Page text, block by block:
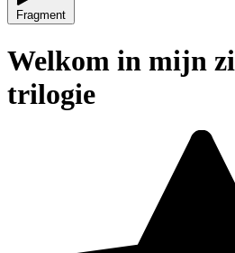
Fragment
Welkom in mijn
trilogie